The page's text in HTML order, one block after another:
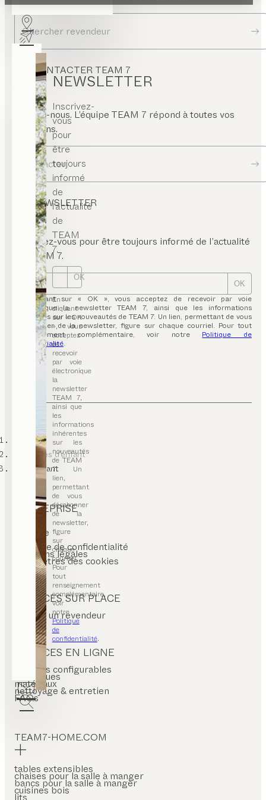
NEWSLETTER
Inscrivez-
vous
pour
être
toujours
informé
de
l’actualité
de
TEAM
7.
OK
En
cliquant
sur « OK
», vous
acceptez
de
recevoir
par voie
électronique
la
newsletter
TEAM 7,
ainsi que
les
informations
inhérentes
sur les
nouveautés
de TEAM
7. Un
lien,
permettant
de vous
désabonner
de la
newsletter,
figure
sur
chaque
courriel.
Pour
tout
renseignement
complémentaire,
voir
notre
Politique
de
confidentialité.
Chercher revendeur
CONTACTER TEAM 7
Écrivez-nous. L’équipe TEAM 7 répond à toutes vos
questions.
Contacter
NEWSLETTER
Inscrivez-vous pour être toujours informé de l’actualité
de TEAM 7.
OK
En cliquant sur « OK », vous acceptez de recevoir par voie
électronique la newsletter TEAM 7, ainsi que les informations
inhérentes sur les nouveautés de TEAM 7. Un lien, permettant de vous
désabonner de la newsletter, figure sur chaque courriel. Pour tout
renseignement complémentaire, voir notre Politique de
confidentialité.
TEAM 7
chambres d’enfant
lits d’enfant
ENTREPRISE
carrière
politique de confidentialité
mentions légales
paramètres des cookies
SERVICES SUR PLACE
trouver un revendeur
SERVICES EN LIGNE
produits configurables
catalogues
matériaux
nettoyage & entretien
FAQs
TEAM7-HOME.COM
tables extensibles
chaises pour la salle à manger
bancs pour la salle à manger
cuisines bois